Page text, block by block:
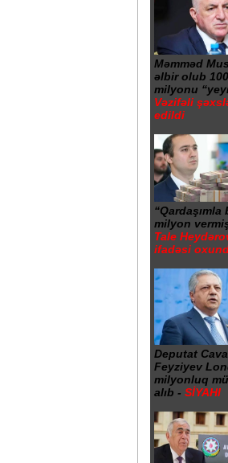
Məmməd
əlbir olub 100
milyonu
Vəzifəli
edildi
“Qardaşımla
milyon
Tale
ifadəsi
Deputat
Feyziyev
milyonluq
alıb - SİYAHI